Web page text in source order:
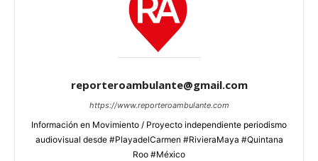
reporteroambulante@gmail.com
https://www.reporteroambulante.com
Información en Movimiento / Proyecto independiente periodismo
audiovisual desde #PlayadelCarmen #RivieraMaya #Quintana
Roo #México